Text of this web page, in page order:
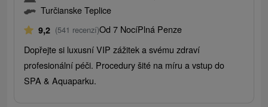
Turčianske Teplice
9,2 (541 recenzí)Od 7 NocíPlná Penze
Dopřejte si luxusní VIP zážitek a svému zdraví
profesionální péči. Procedury šité na míru a vstup do
SPA & Aquaparku.